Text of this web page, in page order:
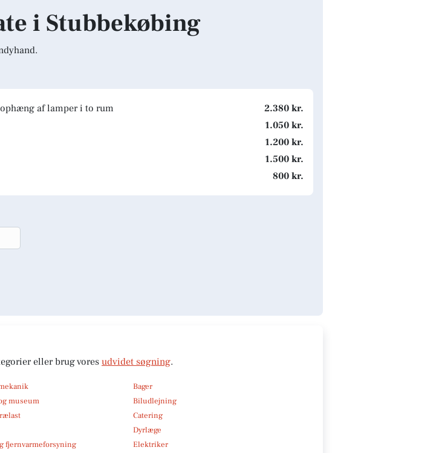
i Stubbekøbing
af lamper i to rum
2.380 kr.
1.050 kr.
1.200 kr.
1.500 kr.
800 kr.
eller brug voresudvidet søgning.
Bager
museum
Biludlejning
Catering
Dyrlæge
fjernvarmeforsyning
Elektriker